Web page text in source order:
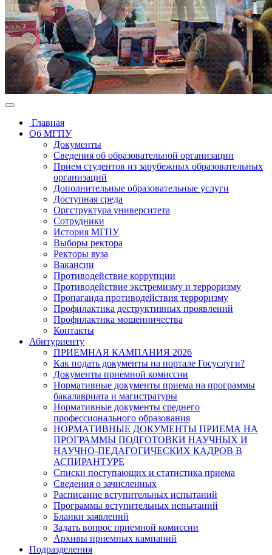
Главная
Об МГПУ
Документы
Сведения об образовательной организации
Прием студентов из зарубежных образовательных
организаций
Дополнительные образовательные услуги
Доступная среда
Оргструктура университета
Сотрудники
История МГПУ
Выборы ректора
Ректоры вуза
Вакансии
Противодействие коррупции
Противодействие экстремизму и терроризму
Пропаганда противодействия терроризму
Профилактика деструктивных проявлений
Профилактика мошенничества
Контакты
Абитуриенту
ПРИЕМНАЯ КАМПАНИЯ 2026
Как подать документы на портале Госуслуги?
Документы приемной комиссии
Нормативные документы приема на программы
бакалавриата и магистратуры
Нормативные документы среднего
профессионального образования
НОРМАТИВНЫЕ ДОКУМЕНТЫ ПРИЕМА НА
ПРОГРАММЫ ПОДГОТОВКИ НАУЧНЫХ И
НАУЧНО-ПЕДАГОГИЧЕСКИХ КАДРОВ В
АСПИРАНТУРЕ
Списки поступающих и статистика приема
Сведения о зачисленных
Расписание вступительных испытаний
Программы вступительных испытаний
Бланки заявлений
Задать вопрос приемной комиссии
Архивы приемных кампаний
Подразделения